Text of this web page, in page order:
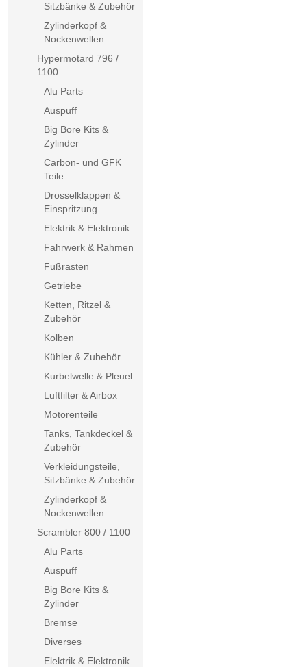
Sitzbänke & Zubehör
Zylinderkopf &
Nockenwellen
Hypermotard 796 /
1100
Alu Parts
Auspuff
Big Bore Kits &
Zylinder
Carbon- und GFK
Teile
Drosselklappen &
Einspritzung
Elektrik & Elektronik
Fahrwerk & Rahmen
Fußrasten
Getriebe
Ketten, Ritzel &
Zubehör
Kolben
Kühler & Zubehör
Kurbelwelle & Pleuel
Luftfilter & Airbox
Motorenteile
Tanks, Tankdeckel &
Zubehör
Verkleidungsteile,
Sitzbänke & Zubehör
Zylinderkopf &
Nockenwellen
Scrambler 800 / 1100
Alu Parts
Auspuff
Big Bore Kits &
Zylinder
Bremse
Diverses
Elektrik & Elektronik